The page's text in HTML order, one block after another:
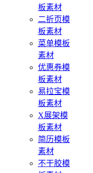
板素材
二折页模
板素材
菜单模板
素材
优惠券模
板素材
易拉宝模
板素材
X展架模
板素材
简历模板
素材
不干胶模